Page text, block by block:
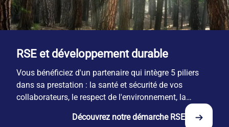
RSE et développement durable
Vous bénéficiez d'un partenaire qui intègre 5 piliers
dans sa prestation : la santé et sécurité de vos
collaborateurs, le respect de l'environnement, la
responsabilité économique, l'engagement territorial et
l'engagement social.Découvrez notre démarche RSE